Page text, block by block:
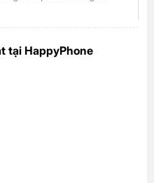
tại HappyPhone